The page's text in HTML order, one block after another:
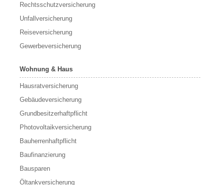
Rechtsschutzversicherung
Unfallversicherung
Reiseversicherung
Gewerbeversicherung
Wohnung & Haus
Hausratversicherung
Gebäudeversicherung
Grundbesitzerhaftpflicht
Photovoltaikversicherung
Bauherrenhaftpflicht
Baufinanzierung
Bausparen
Öltankversicherung